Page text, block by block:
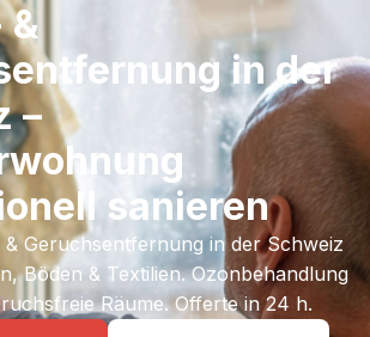
&
in der
–
sanieren
Geruchsentfernung in der Schweiz
Böden & Textilien. Ozonbehandlung
Räume. Offerte in 24 h.